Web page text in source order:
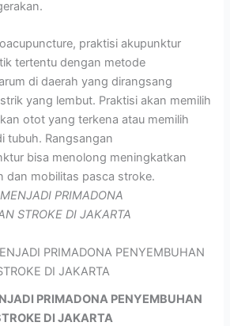
praktisi akupunktur
tertentu dengan metode
di daerah yang dirangsang
yang lembut. Praktisi akan memilih
otot yang terkena atau memilih
tubuh. Rangsangan
bisa menolong meningkatkan
dan mobilitas pasca stroke.
PRIMADONA
STROKE DI JAKARTA
PRIMADONA PENYEMBUHAN
DI JAKARTA